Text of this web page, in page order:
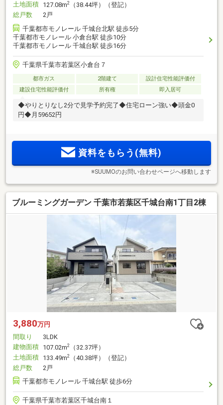
土地面積 127.08m2
（38.44坪）（登記）
総戸数
2戸
千葉都市モノレール 千城台北駅 徒歩5分
千葉都市モノレール 小倉台駅 徒歩10分
千葉都市モノレール 千城台駅 徒歩16分
千葉県千葉市若葉区小倉台７
都市ガス 2階建て
設計住宅性能評価付
建設住宅性能評価付
所有権 即入居可
◆やりとりなし2分で見学予約完了◆住宅ローン強い◆頭金0
円◆月59652円
資料をもらう(無料)
※SUUMOのお問い合わせページへ移動します
ブルーミングガーデン 千葉市若葉区千城台南1丁目2棟
3,880万円
間取り
3LDK
建物面積 107.02m2
（32.37坪）
土地面積 133.49m2
（40.38坪）（登記）
総戸数
2戸
千葉都市モノレール 千城台駅 徒歩6分
千葉県千葉市若葉区千城台南１